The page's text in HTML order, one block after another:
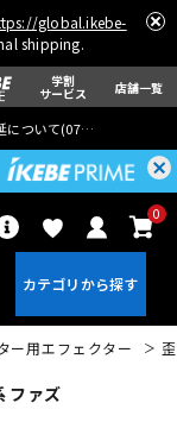
global.ikebe-
shipping.
学割
サービス 店舗一覧
について(07月29日
0
ー用エフェクター
ファズ